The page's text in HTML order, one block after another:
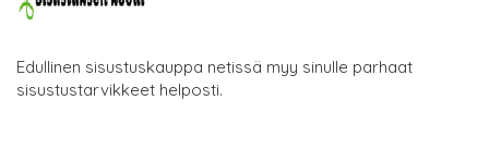
Edullinen sisustuskauppa netissä myy sinulle parhaat
sisustustarvikkeet helposti.